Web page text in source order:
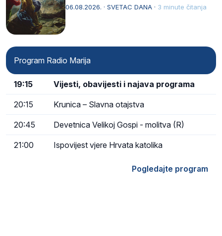
drugoj…
06.08.2026. · SVETAC DANA · 3 minute čitanja
Program Radio Marija
19:15 Vijesti, obavijesti i najava programa
20:15 Krunica – Slavna otajstva
20:45 Devetnica Velikoj Gospi - molitva (R)
21:00 Ispovijest vjere Hrvata katolika
Pogledajte program